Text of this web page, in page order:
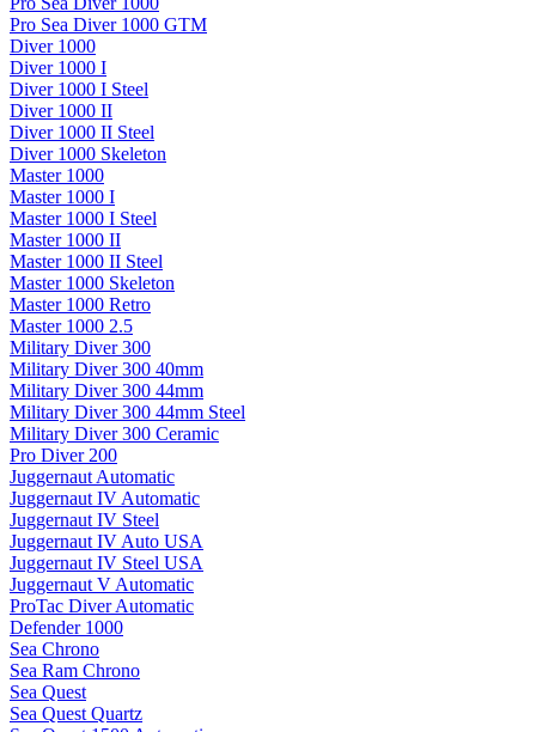
Pro Sea Diver 1000 GTM
Diver 1000
Diver 1000 I
Diver 1000 I Steel
Diver 1000 II
Diver 1000 II Steel
Diver 1000 Skeleton
Master 1000
Master 1000 I
Master 1000 I Steel
Master 1000 II
Master 1000 II Steel
Master 1000 Skeleton
Master 1000 Retro
Master 1000 2.5
Military Diver 300
Military Diver 300 40mm
Military Diver 300 44mm
Military Diver 300 44mm Steel
Military Diver 300 Ceramic
Pro Diver 200
Juggernaut Automatic
Juggernaut IV Automatic
Juggernaut IV Steel
Juggernaut IV Auto USA
Juggernaut IV Steel USA
Juggernaut V Automatic
ProTac Diver Automatic
Defender 1000
Sea Chrono
Sea Ram Chrono
Sea Quest
Sea Quest Quartz